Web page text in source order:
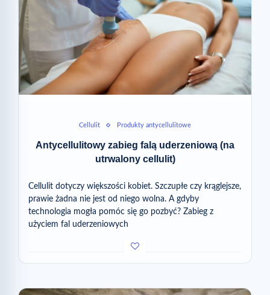
Cellulit Produkty antycellulitowe
Antycellulitowy zabieg falą uderzeniową (na
utrwalony cellulit)
Cellulit dotyczy większości kobiet. Szczupłe czy krąglejsze,
prawie żadna nie jest od niego wolna. A gdyby
technologia mogła pomóc się go pozbyć? Zabieg z
użyciem fal uderzeniowych